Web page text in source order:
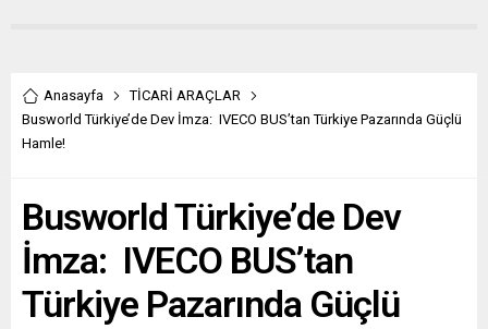
Anasayfa
TİCARİ ARAÇLAR
Busworld Türkiye’de Dev İmza: IVECO BUS’tan Türkiye Pazarında Güçlü
Hamle!
Busworld Türkiye’de Dev
İmza: IVECO BUS’tan
Türkiye Pazarında Güçlü